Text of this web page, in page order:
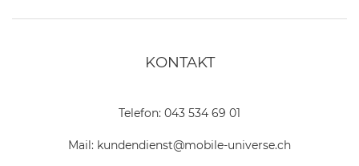
KONTAKT
Telefon: 043 534 69 01
Mail: kundendienst@mobile-universe.ch